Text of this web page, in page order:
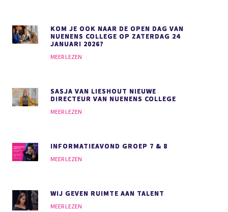
KOM JE OOK NAAR DE OPEN DAG VAN
NUENENS COLLEGE OP ZATERDAG 24
JANUARI 2026?
MEER LEZEN
SASJA VAN LIESHOUT NIEUWE
DIRECTEUR VAN NUENENS COLLEGE
MEER LEZEN
INFORMATIEAVOND GROEP 7 & 8
MEER LEZEN
WIJ GEVEN RUIMTE AAN TALENT
MEER LEZEN